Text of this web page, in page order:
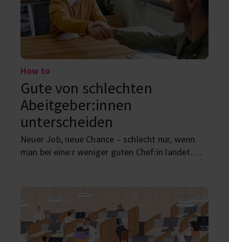
How to
Gute von schlechten
Abeitgeber:innen
unterscheiden
Neuer Job, neue Chance – schlecht nur, wenn
man bei eine:r weniger guten Chef:in landet.